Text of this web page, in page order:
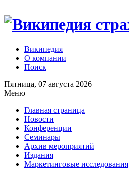
Википедия
О компании
Поиск
Пятница, 07 августа 2026
Меню
Главная страница
Новости
Конференции
Семинары
Архив мероприятий
Издания
Маркетинговые исследования